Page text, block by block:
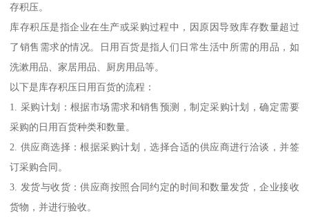
存积压。
库存积压是指企业在生产或采购过程中，因原因导致库存数量超过
了销售需求的情况。日用百货是指人们日常生活中所需的用品，如
洗漱用品、家居用品、厨房用品等。
以下是库存积压日用百货的流程：
1. 采购计划：根据市场需求和销售预测，制定采购计划，确定需要
采购的日用百货种类和数量。
2. 供应商选择：根据采购计划，选择合适的供应商进行洽谈，并签
订采购合同。
3. 发货与收货：供应商按照合同约定的时间和数量发货，企业接收
货物，并进行验收。